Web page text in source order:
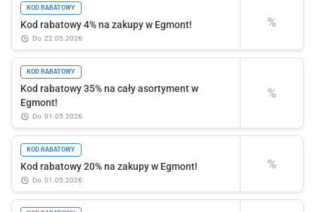
%
KOD RABATOWY
Kod rabatowy 4% na zakupy w Egmont!
do 22.05.2026
%
KOD RABATOWY
Kod rabatowy 35% na cały asortyment w
Egmont!
do 01.05.2026
%
KOD RABATOWY
Kod rabatowy 20% na zakupy w Egmont!
do 01.05.2026